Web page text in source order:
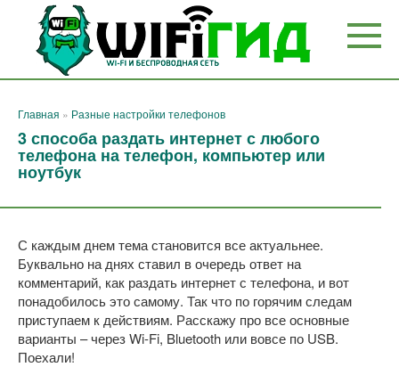
Перейти
контенту
Главная » Разные настройки телефонов
3 способа раздать интернет с любого
телефона на телефон, компьютер или
ноутбук
С каждым днем тема становится все актуальнее.
Буквально на днях ставил в очередь ответ на
комментарий, как раздать интернет с телефона, и вот
понадобилось это самому. Так что по горячим следам
приступаем к действиям. Расскажу про все основные
варианты – через Wi-Fi, Bluetooth или вовсе по USB.
Поехали!